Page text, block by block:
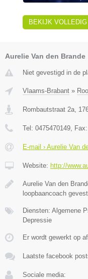
BEKIJK VOLLEDIG
Aurelie Van den Brande
Niet gevestigd in de
Vlaams-Brabant »
Rombautstraat 2a
Tel: 0475470149 , Fax:
E-mail › Aurelie Van
Website: http://
Aurelie Van den
loopbaancoach
Diensten: Algemene
Depressie
Er wordt gewerkt op
Laatste facebook
Sociale media: